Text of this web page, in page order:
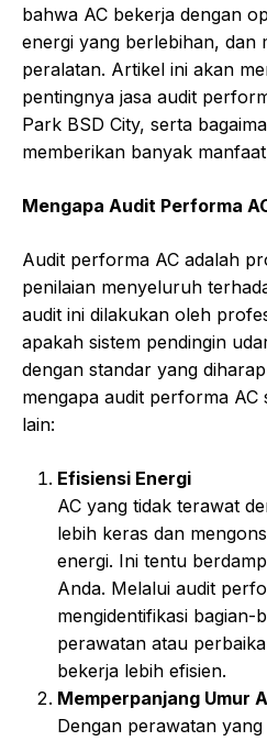
bahwa AC bekerja dengan
energi yang berlebihan, dan
peralatan. Artikel ini akan
pentingnya jasa audit
Park BSD City, serta
memberikan banyak
Mengapa Audit Performa
Audit performa AC adalah
penilaian menyeluruh
audit ini dilakukan oleh
apakah sistem pendingin
dengan standar yang
mengapa audit performa AC
lain:
Efisiensi Energi
AC yang tidak terawat
lebih keras dan
energi. Ini tentu
Anda. Melalui audit
mengidentifikasi bagian-
perawatan atau
bekerja lebih efisien.
Memperpanjang Umur
Dengan perawatan